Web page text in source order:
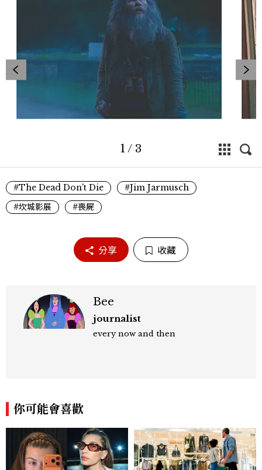
1 / 3
#The Dead Don't Die
#Jim Jarmusch
#坎城影展
#喪屍
分享 收藏
Bee
journalist
every now and then
你可能會喜歡